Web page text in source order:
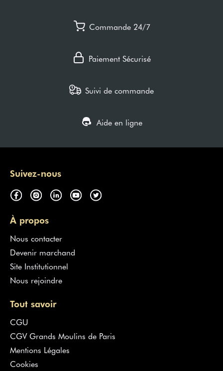
Commande 24/7
Paiement Sécurisé
Suivi de commande
Aide en ligne
Suivez-nous
À propos
Nous contacter
Devenir marchand
Site Institutionnel
Nous rejoindre
Tout savoir
CGU
CGV Grands Moulins de Paris
Mentions Légales
Cookies